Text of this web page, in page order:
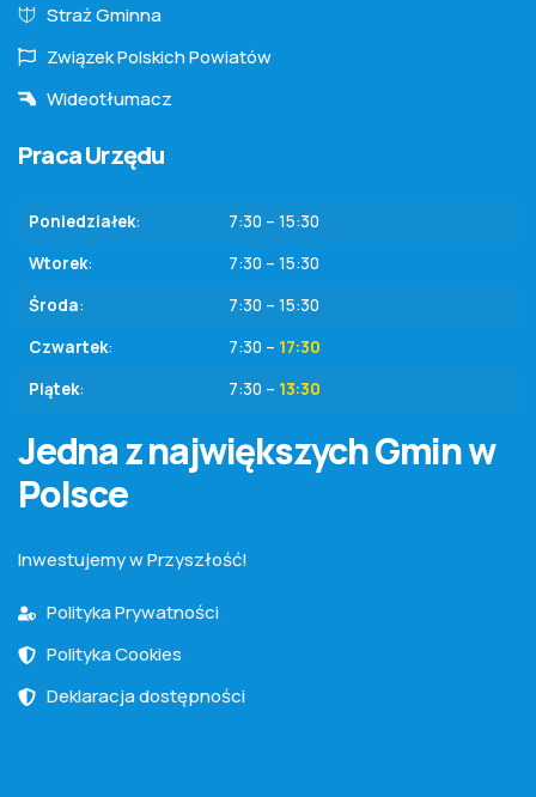
Praca Urzędu
Poniedziałek:
7:30 – 15:30
Wtorek:
7:30 – 15:30
Środa:
7:30 – 15:30
Czwartek: 7:30 – 17:30
Piątek: 7:30 – 13:30
Straż Gminna
Związek Polskich Powiatów
Wideotłumacz
Jedna z największych Gmin w
Polsce
Inwestujemy w Przyszłość!
Polityka Prywatności
Polityka Cookies
Deklaracja dostępności